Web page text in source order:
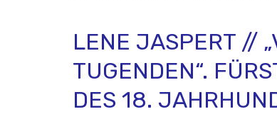
LENE JASPERT //
TUGENDEN“.
DES 18.